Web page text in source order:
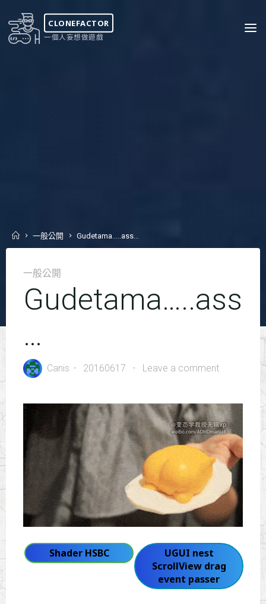
content
CLONEFACTOR
一個人妄想做遊戲
Home一般公開 Gudetama…..ass…
一般公開
Gudetama…..ass
…
Canis 20160617 Leave a comment
Shader HSBC
UGUI nest
ScrollView drag
event passer